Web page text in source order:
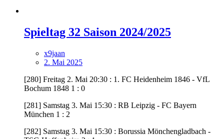
Spieltag 32 Saison 2024/2025
x9jaan
2. Mai 2025
[280] Freitag 2. Mai 20:30 : 1. FC Heidenheim 1846 - VfL
Bochum 1848 1 : 0
[281] Samstag 3. Mai 15:30 : RB Leipzig - FC Bayern
München 1 : 2
[282] Samstag 3. Mai 15:30 : Borussia Mönchengladbach -